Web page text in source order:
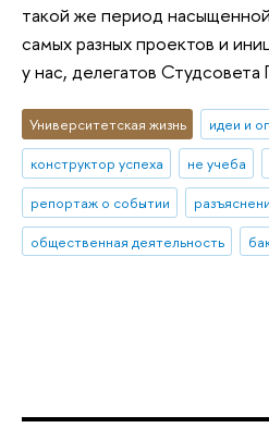
такой же период
самых разных проектов и
у нас, делегатов
Университетская жизнь идеи и
конструктор успеха
не учеба
репортаж о событии
общественная деятельность